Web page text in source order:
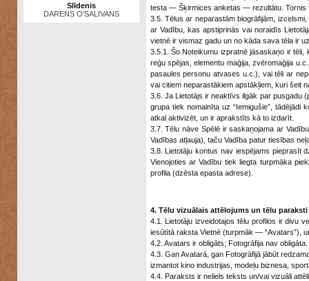
Slīdenis
DARENS O’SALIVANS
testa — Šķirmices anketas — rezultātu. Tornis
3.5. Tēlus ar neparastām biogrāfijām,
ar Vadību, kas apstiprinās vai noraidīs
vietnē ir vismaz gadu un no kāda sava tēla ir
3.5.1. Šo Noteikumu izpratnē jāsaskaņo ir
reģu spējas, elementu maģija, zvēromaģija
pasaules personu atvases u.c.), vai tēli ar
vai citiem neparastākiem apstākļiem, kuri šeit
3.6. Ja Lietotājs ir neaktīvs ilgāk par pusgadu
grupa tiek nomainīta uz “Iemigušie”,
atkal aktivizēt, un ir aprakstīts kā to izdarīt.
3.7. Tēlu nāve Spēlē ir saskaņojama ar
Vadības atļauja), taču Vadība patur tiesības
3.8. Lietotāju kontus nav iespējams pieprasīt
Vienojoties ar Vadību tiek liegta turpmāka
profila (dzēsta epasta adrese).
4. Tēlu vizuālais attēlojums un tēlu paraksti
4.1. Lietotāju izveidotajos tēlu profilos ir divu
iesūtītā raksta Vietnē (turpmāk — “Avatars”),
4.2. Avatars ir obligāts; Fotogrāfija nav obligāta.
4.3. Gan Avatarā, gan Fotogrāfijā jābūt
izmantot kino industrijas, modeļu biznesa,
4.4. Paraksts ir neliels teksts un/vai vizuāli